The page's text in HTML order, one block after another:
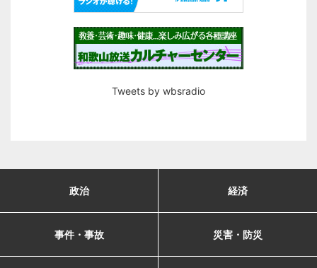
Tweets by wbsradio
政治 経済
事件・事故 災害・防災